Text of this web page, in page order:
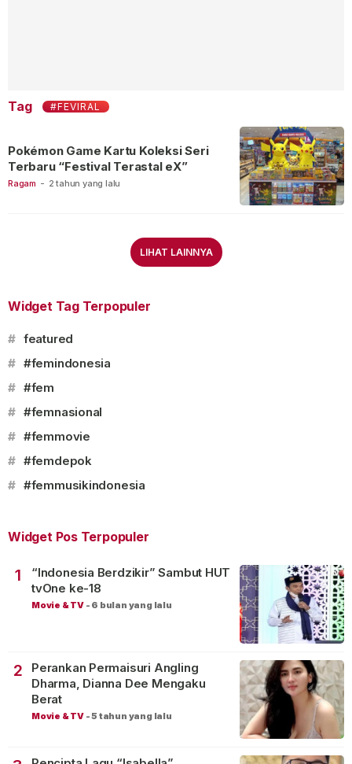
Tag #FEVIRAL
Ragam - 2 tahun yang lalu
Pokémon Game Kartu Koleksi Seri
Terbaru “Festival Terastal eX”
LIHAT LAINNYA
Widget Tag Terpopuler
# featured
# #femindonesia
# #fem
# #femnasional
# #femmovie
# #femdepok
# #femmusikindonesia
Widget Pos Terpopuler
1
“Indonesia Berdzikir” Sambut HUT
tvOne ke-18
Movie & TV - 6 bulan yang lalu
2
Perankan Permaisuri Angling
Dharma, Dianna Dee Mengaku
Berat
Movie & TV -5 tahun yang lalu